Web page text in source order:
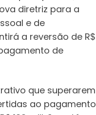
diretriz para a
e de
a reversão de R$
de
que superarem
ao pagamento